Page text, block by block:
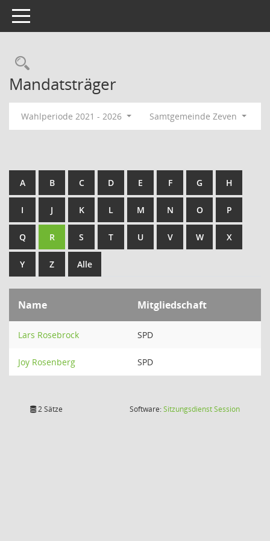
Toggle navigation
Rechercheauswahl
Mandatsträger
Wahlperiode 2021 - 2026 Samtgemeinde Zeven
A B C D E F G H
I J K L M N O P
Q R S T U V W X
Y Z Alle
Name Mitgliedschaft
Lars Rosebrock SPD
Joy Rosenberg SPD
2 Sätze Software:SitzungsdienstSession(Wird in